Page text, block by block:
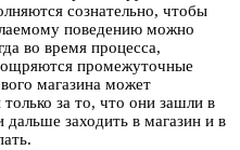
сознательно, чтобы
поведению можно
во время процесса,
промежуточные
магазина может
за то, что они зашли в
дальше заходить в магазин и в